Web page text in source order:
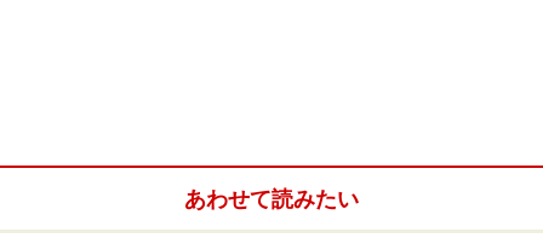
「宅地建物取引業」の免許を受ける必要があります。ま
あわせて読みたい